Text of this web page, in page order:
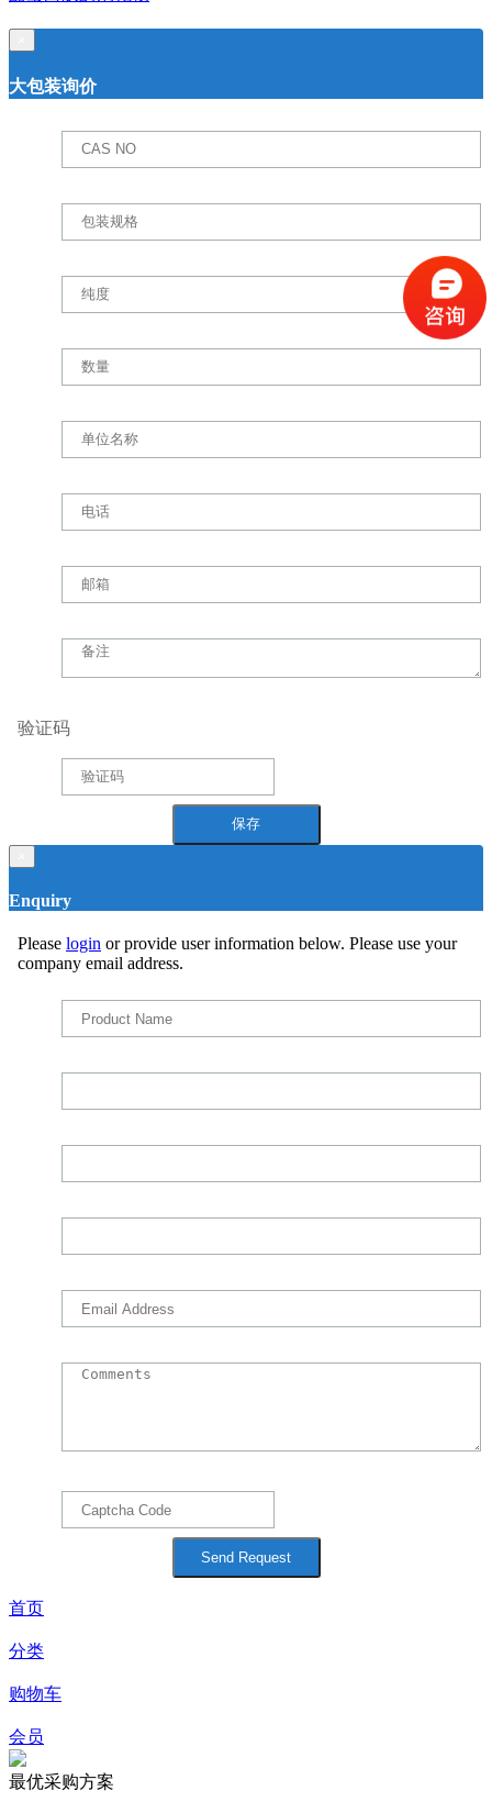
大包装询价
验证码
Enquiry
Please login or provide user information below. Please use your
company email address.
首页
分类
购物车
会员
最优采购方案